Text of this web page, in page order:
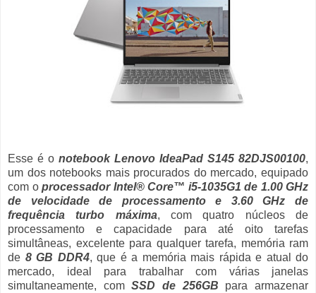
Esse é o notebook Lenovo IdeaPad S145 82DJS00100,
um dos notebooks mais procurados do mercado, equipado
com o processador Intel® Core™ i5-1035G1 de 1.00 GHz
de velocidade de processamento e 3.60 GHz de
frequência turbo máxima, com quatro núcleos de
processamento e capacidade para até oito tarefas
simultâneas, excelente para qualquer tarefa, memória ram
de 8 GB DDR4, que é a memória mais rápida e atual do
mercado, ideal para trabalhar com várias janelas
simultaneamente, comSSD de 256GB para armazenar